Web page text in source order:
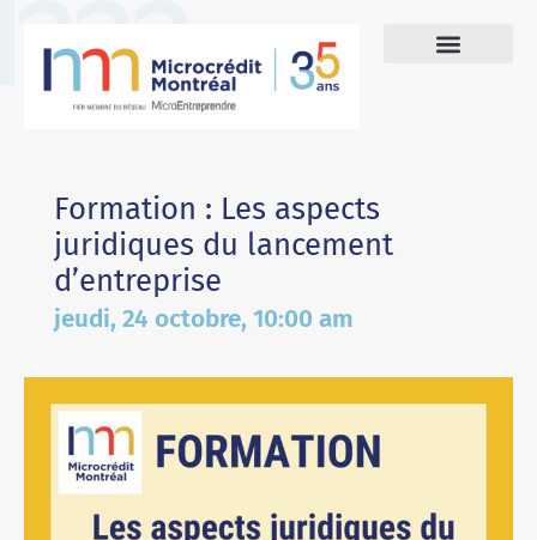
Formation : Les aspects
juridiques du lancement
d’entreprise
jeudi, 24 octobre, 10:00 am